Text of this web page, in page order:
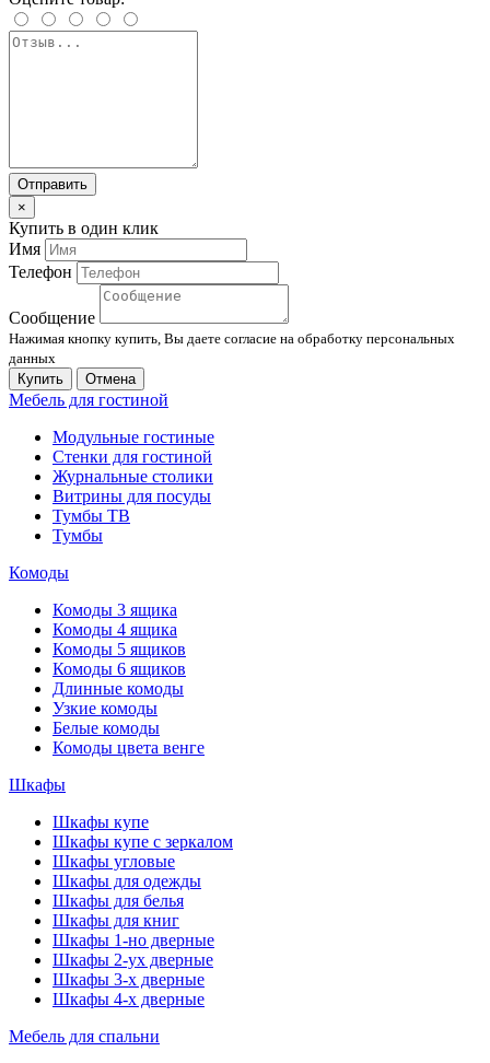
Отправить
×
Купить в один клик
Имя
Телефон
Сообщение
Нажимая кнопку купить, Вы даете согласие на обработку персональных
данных
Купить
Отмена
Мебель для гостиной
Модульные гостиные
Стенки для гостиной
Журнальные столики
Витрины для посуды
Тумбы ТВ
Тумбы
Комоды
Комоды 3 ящика
Комоды 4 ящика
Комоды 5 ящиков
Комоды 6 ящиков
Длинные комоды
Узкие комоды
Белые комоды
Комоды цвета венге
Шкафы
Шкафы купе
Шкафы купе с зеркалом
Шкафы угловые
Шкафы для одежды
Шкафы для белья
Шкафы для книг
Шкафы 1-но дверные
Шкафы 2-ух дверные
Шкафы 3-х дверные
Шкафы 4-х дверные
Мебель для спальни